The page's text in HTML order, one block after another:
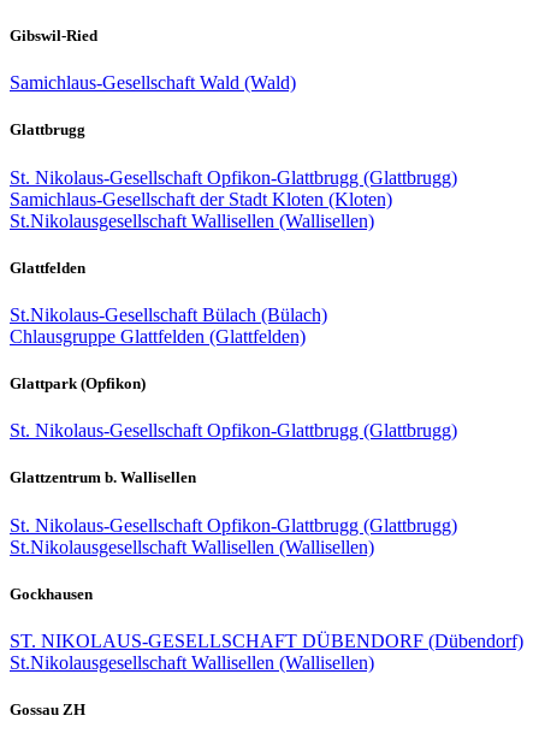
Gibswil-Ried
Samichlaus-Gesellschaft Wald (Wald)
Glattbrugg
St. Nikolaus-Gesellschaft Opfikon-Glattbrugg (Glattbrugg)
Samichlaus-Gesellschaft der Stadt Kloten (Kloten)
St.Nikolausgesellschaft Wallisellen (Wallisellen)
Glattfelden
St.Nikolaus-Gesellschaft Bülach (Bülach)
Chlausgruppe Glattfelden (Glattfelden)
Glattpark (Opfikon)
St. Nikolaus-Gesellschaft Opfikon-Glattbrugg (Glattbrugg)
Glattzentrum b. Wallisellen
St. Nikolaus-Gesellschaft Opfikon-Glattbrugg (Glattbrugg)
St.Nikolausgesellschaft Wallisellen (Wallisellen)
Gockhausen
ST. NIKOLAUS-GESELLSCHAFT DÜBENDORF (Dübendorf)
St.Nikolausgesellschaft Wallisellen (Wallisellen)
Gossau ZH